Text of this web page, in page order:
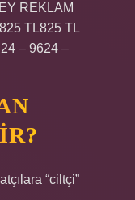
REKLAM
TL825 TL
– 9624 –
“ciltçi”